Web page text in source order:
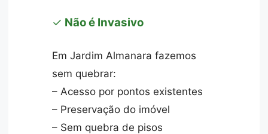
✓ Não é Invasivo
Em Jardim Almanara fazemos
sem quebrar:
– Acesso por pontos existentes
– Preservação do imóvel
– Sem quebra de pisos